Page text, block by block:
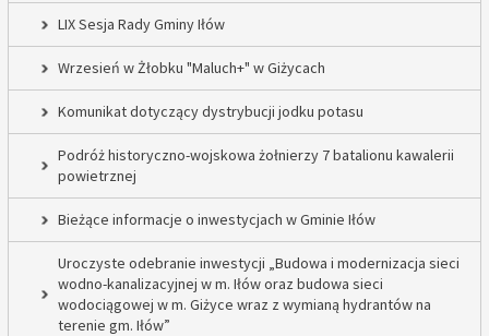
LIX Sesja Rady Gminy Iłów
Wrzesień w Żłobku "Maluch+" w Giżycach
Komunikat dotyczący dystrybucji jodku potasu
Podróż historyczno-wojskowa żołnierzy 7 batalionu kawalerii
powietrznej
Bieżące informacje o inwestycjach w Gminie Iłów
Uroczyste odebranie inwestycji „Budowa i modernizacja sieci
wodno-kanalizacyjnej w m. Iłów oraz budowa sieci
wodociągowej w m. Giżyce wraz z wymianą hydrantów na
terenie gm. Iłów”